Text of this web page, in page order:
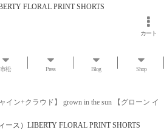
FLORAL PRINT SHORTS
カート
市松 Press Blog Shop
イン+クラウド】 grown in the sun 【グローン イ
ース）LIBERTY FLORAL PRINT SHORTS